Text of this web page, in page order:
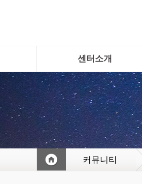
센터소개
커뮤니티